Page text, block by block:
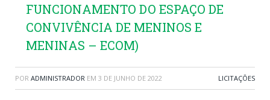
FUNCIONAMENTO DO ESPAÇO DE
CONVIVÊNCIA DE MENINOS E
MENINAS – ECOM)
POR ADMINISTRADOR EM 3 DE JUNHO DE 2022 LICITAÇÕES